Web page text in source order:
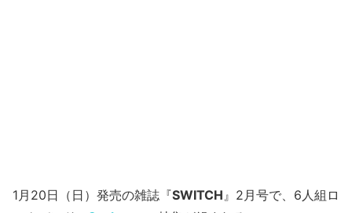
1月20日（日）発売の雑誌『SWITCH』2月号で、6人組ロ